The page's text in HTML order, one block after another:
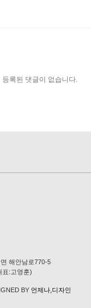
등록된 댓글이 없습니다.
해안남로770-5
표:고영훈)
BY 언제나,디자인